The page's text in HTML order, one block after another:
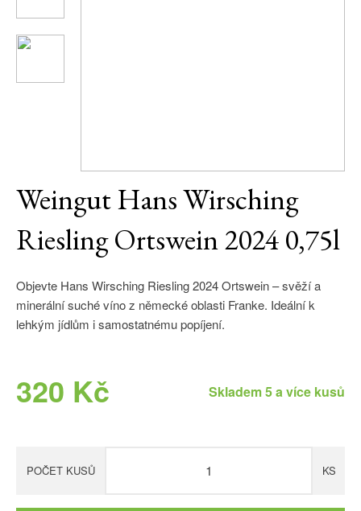
Weingut Hans Wirsching
Riesling Ortswein 2024 0,75l
Objevte Hans Wirsching Riesling 2024 Ortswein – svěží a
minerální suché víno z německé oblasti Franke. Ideální k
lehkým jídlům i samostatnému popíjení.
320 Kč Skladem 5 a více kusů
POČET KUSŮ KS